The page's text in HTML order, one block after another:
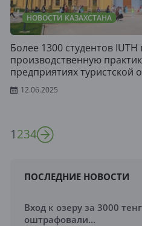
НОВОСТИ КАЗАХСТАНА
Более 1300 студентов
производственную
предприятиях туристской
12.06.2025
1234
ПОСЛЕДНИЕ НОВОСТИ
Вход к озеру за 3000
оштрафовали...